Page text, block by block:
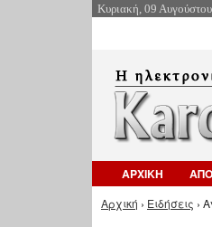
Κυριακή, 09
ΑΡΧΙΚΗ
Είστε εδώ
Αρχική › Ειδήσεις ›